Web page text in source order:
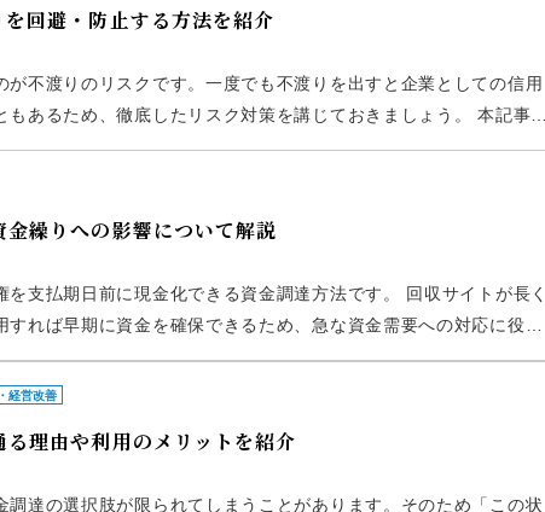
回避・防止する方法を紹介
不渡りのリスクです。一度でも不渡りを出すと企業としての信用
あるため、徹底したリスク対策を講じておきましょう。 本記事で
ク、不渡りを出した場合の対処法、不渡りを回避するための具体
繰りへの影響について解説
支払期日前に現金化できる資金調達方法です。 回収サイトが長く
れば早期に資金を確保できるため、急な資金需要への対応に役立
コストが増える点や、契約形態によっては取引先との関係に影響
経営改善
理由や利用のメリットを紹介
達の選択肢が限られてしまうことがあります。そのため「この状